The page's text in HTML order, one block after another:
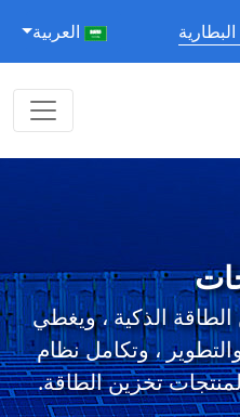
العربية
الذكية ، ويغطي
، وتكامل نظام
تخزين الطاقة.